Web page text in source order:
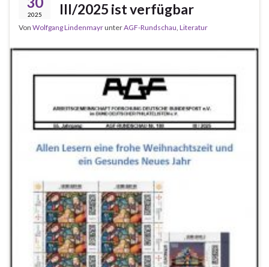
2025
III/2025 ist verfügbar
Von Wolfgang LindenmayrunterAGF-Rundschau, Literatur